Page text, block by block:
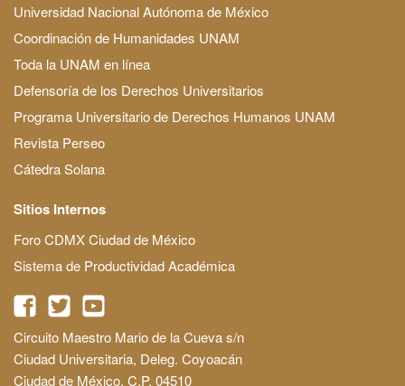
Universidad Nacional Autónoma de México
Coordinación de Humanidades UNAM
Toda la UNAM en línea
Defensoría de los Derechos Universitarios
Programa Universitario de Derechos Humanos UNAM
Revista Perseo
Cátedra Solana
Sitios Internos
Foro CDMX Ciudad de México
Sistema de Productividad Académica
Circuito Maestro Mario de la Cueva s/n
Ciudad Universitaria, Deleg. Coyoacán
Ciudad de México, C.P. 04510